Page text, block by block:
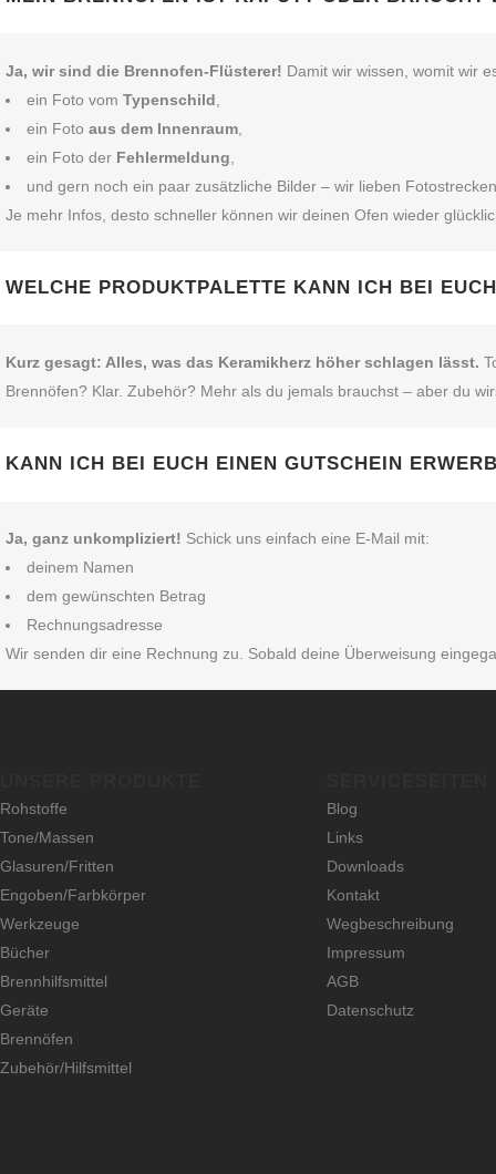
Ja, wir sind die Brennofen‑Flüsterer! Damit wir wissen, womit wir
ein Foto vom Typenschild,
ein Foto aus dem Innenraum,
ein Foto der Fehlermeldung,
und gern noch ein paar zusätzliche Bilder – wir lieben
Je mehr Infos, desto schneller können wir deinen Ofen wieder
WELCHE PRODUKTPALETTE KANN ICH BEI
Kurz gesagt: Alles, was das Keramikherz höher schlagen lässt.
Brennöfen? Klar. Zubehör? Mehr als du jemals brauchst – aber du
KANN ICH BEI EUCH EINEN GUTSCHEIN
Ja, ganz unkompliziert! Schick uns einfach eine E‑Mail mit:
deinem Namen
dem gewünschten Betrag
Rechnungsadresse
Wir senden dir eine Rechnung zu. Sobald deine Überweisung
Rohstoffe
Tone/Massen
Glasuren/Fritten
Engoben/Farbkörper
Werkzeuge
Bücher
Brennhilfsmittel
Geräte
Brennöfen
Zubehör/Hilfsmittel
Blog
Links
Downloads
Kontakt
Wegbeschreibung
Impressum
AGB
Datenschutz